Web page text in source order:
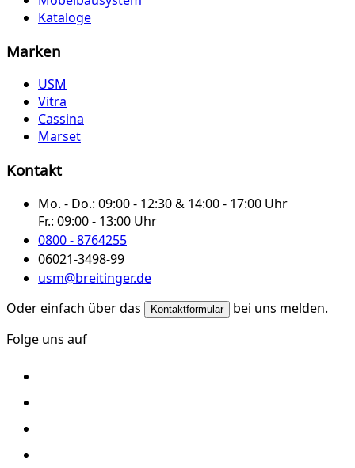
Kataloge
Marken
USM
Vitra
Cassina
Marset
Kontakt
Mo. - Do.: 09:00 - 12:30 & 14:00 - 17:00 Uhr
Fr.: 09:00 - 13:00 Uhr
0800 - 8764255
06021-3498-99
usm@breitinger.de
Oder einfach über das
Kontaktformular
bei uns melden.
Folge uns auf